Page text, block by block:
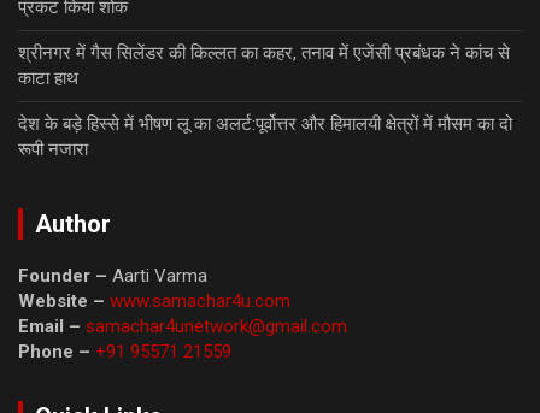
प्रकट किया शोक
श्रीनगर में गैस सिलेंडर की किल्लत का कहर, तनाव में एजेंसी प्रबंधक ने कांच से
काटा हाथ
देश के बड़े हिस्से में भीषण लू का अलर्ट:पूर्वोत्तर और हिमालयी क्षेत्रों में मौसम का दो
रूपी नजारा
Author
Founder – Aarti Varma
Website – www.samachar4u.com
Email – samachar4unetwork@gmail.com
Phone – +91 95571 21559